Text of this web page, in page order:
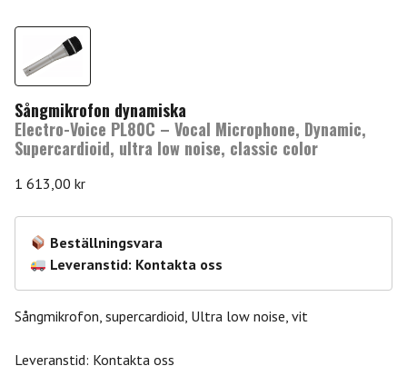
Sångmikrofon dynamiska
Electro-Voice PL80C – Vocal Microphone, Dynamic,
Supercardioid, ultra low noise, classic color
1 613,00 kr
Beställningsvara
Leveranstid: Kontakta oss
Sångmikrofon, supercardioid, Ultra low noise, vit
Leveranstid: Kontakta oss